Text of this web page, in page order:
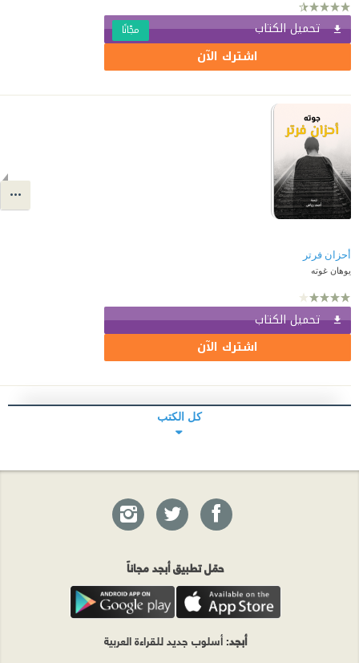
تحميل الكتاب مجّانًا
اشترك الآن
أحزان فرتر
يوهان غوته
تحميل الكتاب
اشترك الآن
كل الكتب
حمّل تطبيق أبجد مجاناً
أبجد: أسلوب جديد للقراءة العربية